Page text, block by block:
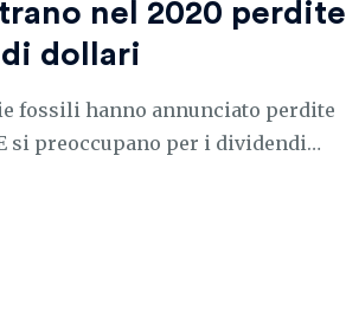
nel 2020 perdite
dollari
fossili hanno annunciato perdite
si preoccupano per i dividendi…